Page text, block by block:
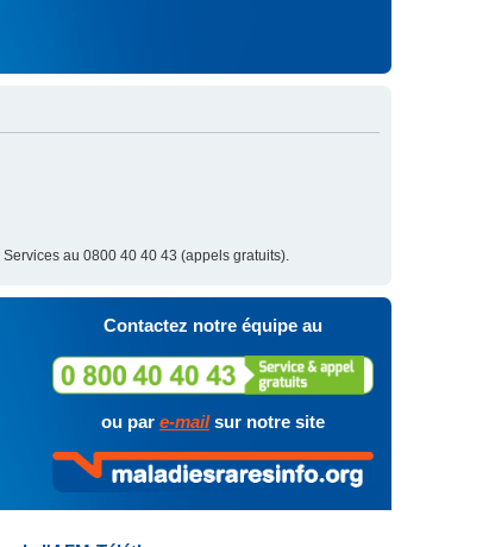
au 0800 40 40 43 (appels gratuits).
Contactez notre équipe au
ou par e-mailsur notre site